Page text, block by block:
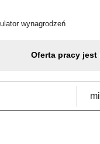
wynagrodzeń
Oferta pracy